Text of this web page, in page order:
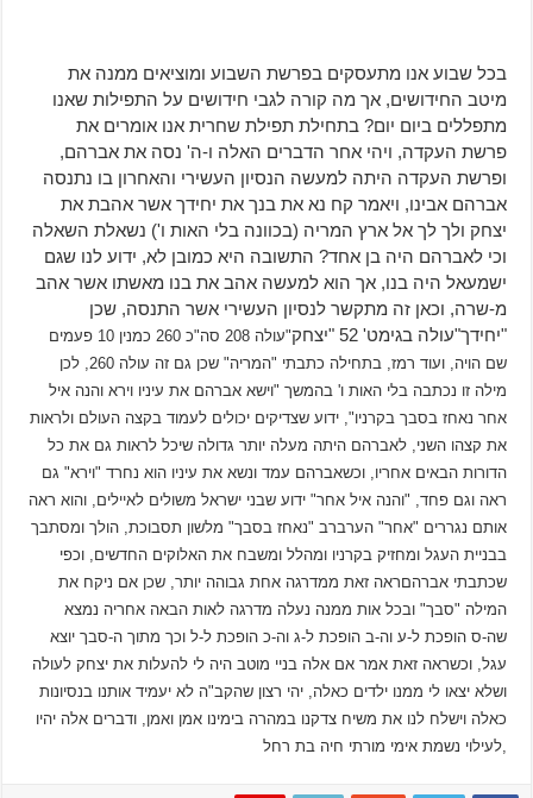
בכל שבוע אנו מתעסקים בפרשת השבוע ומוציאים ממנה את
מיטב החידושים, אך מה קורה לגבי חידושים על התפילות שאנו
מתפללים ביום יום? בתחילת תפילת שחרית אנו אומרים את
פרשת העקדה, ויהי אחר הדברים האלה ו-ה' נסה את אברהם,
ופרשת העקדה היתה למעשה הנסיון העשירי והאחרון בו נתנסה
אברהם אבינו, ויאמר קח נא את בנך את יחידך אשר אהבת את
יצחק ולך לך אל ארץ המריה (בכוונה בלי האות ו') נשאלת השאלה
וכי לאברהם היה בן אחד? התשובה היא כמובן לא, ידוע לנו שגם
ישמעאל היה בנו, אך הוא למעשה אהב את בנו מאשתו אשר אהב
מ-שרה, וכאן זה מתקשר לנסיון העשירי אשר התנסה, שכן
"יחידך"עולה בגימט' 52 "יצחק
"
עולה 208 סה"כ 260 כמנין 10 פעמים
שם הויה, ועוד רמז, בתחילה כתבתי "המריה" שכן גם זה עולה 260, לכן
מילה זו נכתבה בלי האות ו' בהמשך "וישא אברהם את עיניו וירא והנה איל
אחר נאחז בסבך בקרניו", ידוע שצדיקים יכולים לעמוד בקצה העולם ולראות
את קצהו השני, לאברהם היתה מעלה יותר גדולה שיכל לראות גם את כל
הדורות הבאים אחריו, וכשאברהם עמד ונשא את עיניו הוא נחרד "וירא" גם
ראה וגם פחד, "והנה איל אחר" ידוע שבני ישראל משולים לאיילים, והוא ראה
אותם נגררים "אחר" הערברב "נאחז בסבך" מלשון תסבוכת, הולך ומסתבך
בבניית העגל ומחזיק בקרניו ומהלל ומשבח את האלוקים החדשים, וכפי
שכתבתי אברהםראה זאת ממדרגה אחת גבוהה יותר, שכן אם ניקח את
המילה "סבך" ובכל אות ממנה נעלה מדרגה לאות הבאה אחריה נמצא
שה-ס הופכת ל-ע וה-ב הופכת ל-ג וה-כ הופכת ל-ל וכך מתוך ה-סבך יוצא
עגל, וכשראה זאת אמר אם אלה בניי מוטב היה לי להעלות את יצחק לעולה
ושלא יצאו לי ממנו ילדים כאלה, יהי רצון שהקב"ה לא יעמיד אותנו בנסיונות
כאלה וישלח לנו את משיח צדקנו במהרה בימינו אמן ואמן, ודברים אלה יהיו
לעילוי נשמת אימי מורתי חיה בת רחל,